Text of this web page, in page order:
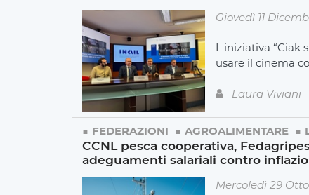
Giovedì 11
L'iniziativa “Ciak
usare il cinema
Laura Viviani
FEDERAZIONI AGROALIMENTARE
CCNL pesca cooperativa,
adeguamenti salariali contro
Mercoledì 29